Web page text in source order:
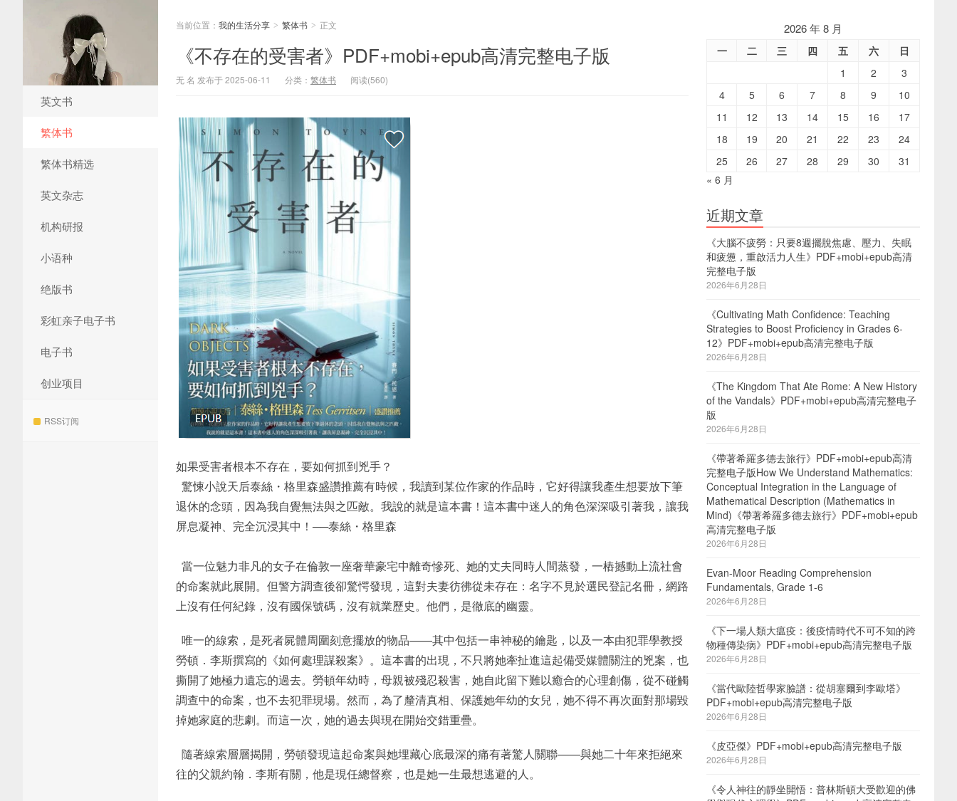
英文书
繁体书
繁体书精选
英文杂志
机构研报
小语种
绝版书
彩虹亲子电子书
电子书
创业项目
RSS订阅
当前位置： 我的生活分享 > 繁体书 > 正文
《不存在的受害者》PDF+mobi+epub高清完整电子版
无 名 发布于 2025-06-11 分类： 繁体书 阅读(560)
如果受害者根本不存在，要如何抓到兇手？
驚悚小說天后泰絲・格里森盛讚推薦有時候，我讀到某位作家的作品時，它好得讓我產生想要放下筆
退休的念頭，因為我自覺無法與之匹敵。我說的就是這本書！這本書中迷人的角色深深吸引著我，讓我
屏息凝神、完全沉浸其中！──泰絲・格里森
當一位魅力非凡的女子在倫敦一座奢華豪宅中離奇慘死、她的丈夫同時人間蒸發，一樁撼動上流社會
的命案就此展開。但警方調查後卻驚愕發現，這對夫妻彷彿從未存在：名字不見於選民登記名冊，網路
上沒有任何紀錄，沒有國保號碼，沒有就業歷史。他們，是徹底的幽靈。
唯一的線索，是死者屍體周圍刻意擺放的物品——其中包括一串神秘的鑰匙，以及一本由犯罪學教授
勞頓．李斯撰寫的《如何處理謀殺案》。這本書的出現，不只將她牽扯進這起備受媒體關注的兇案，也
撕開了她極力遺忘的過去。勞頓年幼時，母親被殘忍殺害，她自此留下難以癒合的心理創傷，從不碰觸
調查中的命案，也不去犯罪現場。然而，為了釐清真相、保護她年幼的女兒，她不得不再次面對那場毀
掉她家庭的悲劇。而這一次，她的過去與現在開始交錯重疊。
隨著線索層層揭開，勞頓發現這起命案與她埋藏心底最深的痛有著驚人關聯——與她二十年來拒絕來
往的父親約翰．李斯有關，他是現任總督察，也是她一生最想逃避的人。
2026 年 8 月
一 二 三 四 五 六
日
1
2
3
4
5 6 7 8 9
10
11
12 13 14 15 16
17
18
19 20 21 22 23
24
25
26 27 28 29 30
31
« 6 月
近期文章
《大腦不疲勞：只要8週擺脫焦慮、壓力、失眠
和疲憊，重啟活力人生》PDF+mobi+epub高清
完整电子版
2026年6月28日
《Cultivating Math Confidence: Teaching
Strategies to Boost Proficiency in Grades 6-
12》PDF+mobi+epub高清完整电子版
2026年6月28日
《The Kingdom That Ate Rome: A New History
of the Vandals》PDF+mobi+epub高清完整电子
版
2026年6月28日
《帶著希羅多德去旅行》PDF+mobi+epub高清
完整电子版How We Understand Mathematics:
Conceptual Integration in the Language of
Mathematical Description (Mathematics in
Mind)《帶著希羅多德去旅行》PDF+mobi+epub
高清完整电子版
2026年6月28日
Evan-Moor Reading Comprehension
Fundamentals, Grade 1-6
2026年6月28日
《下一場人類大瘟疫：後疫情時代不可不知的跨
物種傳染病》PDF+mobi+epub高清完整电子版
2026年6月28日
《當代歐陸哲學家臉譜：從胡塞爾到李歐塔》
PDF+mobi+epub高清完整电子版
2026年6月28日
《皮亞傑》PDF+mobi+epub高清完整电子版
2026年6月28日
《令人神往的靜坐開悟：普林斯頓大受歡迎的佛